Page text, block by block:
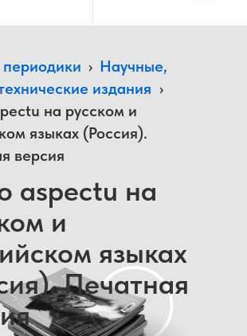
периодики › Научные,
издания ›
на русском и
языках (Россия).
версия
aspectu на
и
языках
Печатная